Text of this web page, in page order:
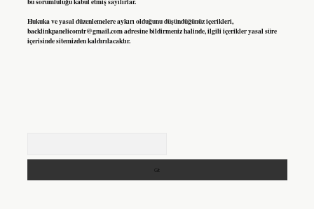
Hukuka ve yasal düzenlemelere aykırı olduğunu düşündüğünüz içerikleri,
backlinkpanelicomtr@gmail.comadresine bildirmeniz halinde, ilgili içerikler yasal süre
içerisinde sitemizden kaldırılacaktır.